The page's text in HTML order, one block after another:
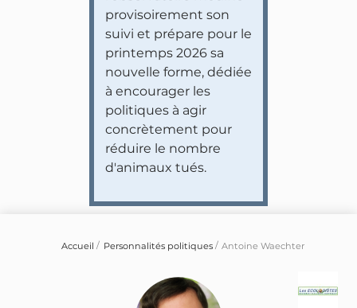
provisoirement son
suivi et prépare pour le
printemps 2026 sa
nouvelle forme, dédiée
à encourager les
politiques à agir
concrètement pour
réduire le nombre
d'animaux tués.
Accueil Personnalités politiques Antoine Waechter